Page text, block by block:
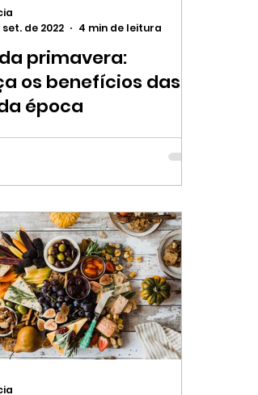
primavera:
os benefícios das
época
de 2022
4 min de leitura